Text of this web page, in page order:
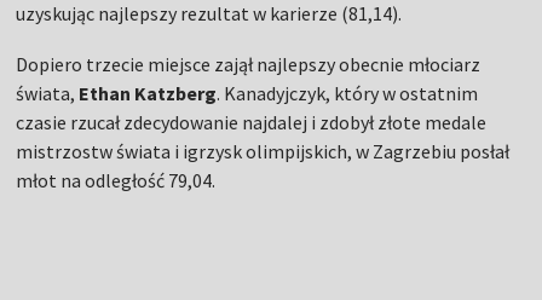
uzyskując najlepszy rezultat w karierze (81,14).
Dopiero trzecie miejsce zajął najlepszy obecnie młociarz
świata, Ethan Katzberg. Kanadyjczyk, który w ostatnim
czasie rzucał zdecydowanie najdalej i zdobył złote medale
mistrzostw świata i igrzysk olimpijskich, w Zagrzebiu posłał
młot na odległość 79,04.